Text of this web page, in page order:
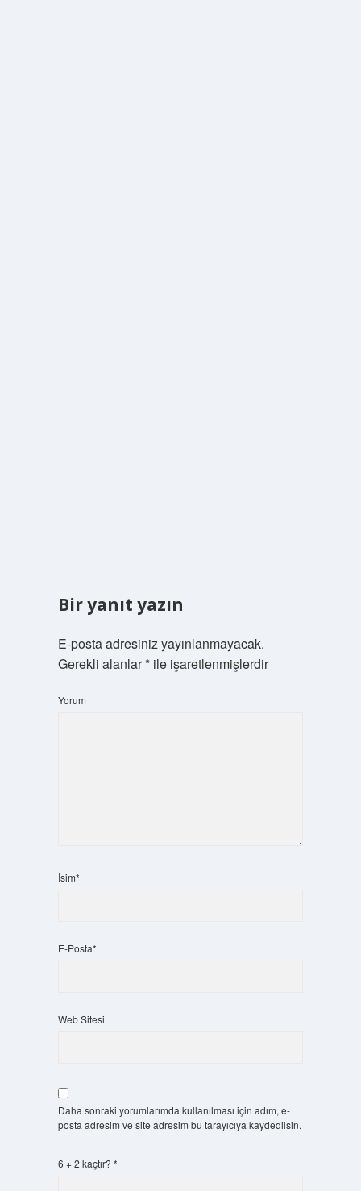
Bir yanıt yazın
E-posta adresiniz yayınlanmayacak.
Gerekli alanlar*ile işaretlenmişlerdir
Yorum
İsim*
E-Posta*
Web Sitesi
Daha sonraki yorumlarımda kullanılması için adım, e-
posta adresim ve site adresim bu tarayıcıya kaydedilsin.
6 + 2 kaçtır? *